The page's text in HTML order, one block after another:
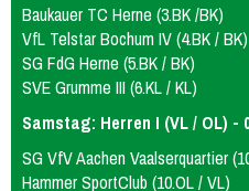
Baukauer TC Herne (3.BK /BK)
VfL Telstar Bochum IV (4.BK / BK)
SG FdG Herne (5.BK / BK)
SVE Grumme III (6.KL / KL)
Samstag: Herren I (VL / OL) -
SG VfV Aachen Vaalserquartier
Hammer SportClub (10.OL / VL)